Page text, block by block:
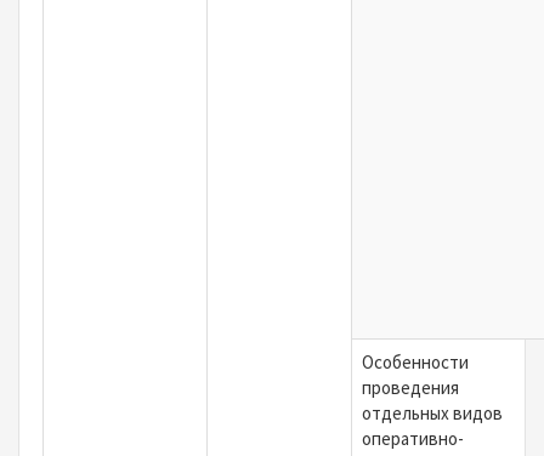
Особенности
проведения
отдельных видов
оперативно-